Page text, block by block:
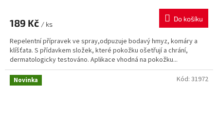
189 Kč / ks
Do košíku
Repelentní přípravek ve spray,odpuzuje bodavý hmyz, komáry a
klíšťata. S přídavkem složek, které pokožku ošetřují a chrání,
dermatologicky testováno. Aplikace vhodná na pokožku...
Novinka Kód: 31972